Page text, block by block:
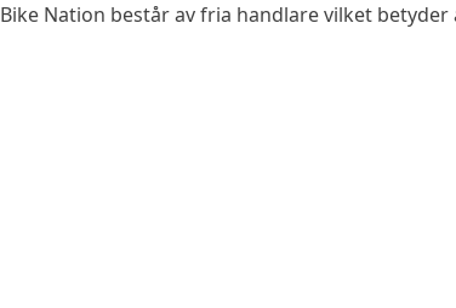
Bike Nation består av fria handlare vilket